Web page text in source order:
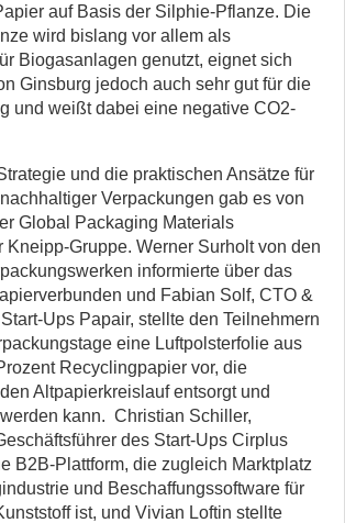
auf Basis der Silphie-Pflanze. Die
wird bislang vor allem als
Biogasanlagen genutzt, eignet sich
Ginsburg jedoch auch sehr gut für die
und weißt dabei eine negative CO2-
und die praktischen Ansätze für
Verpackungen gab es von
Global Packaging Materials
Kneipp-Gruppe. Werner Surholt von den
informierte über das
und Fabian Solf, CTO &
Ups Papair, stellte den Teilnehmern
eine Luftpolsterfolie aus
Recyclingpapier vor, die
Altpapierkreislauf entsorgt und
kann. Christian Schiller,
des Start-Ups Cirplus
B2B-Plattform, die zugleich Marktplatz
und Beschaffungssoftware für
ist, und Vivian Loftin stellte